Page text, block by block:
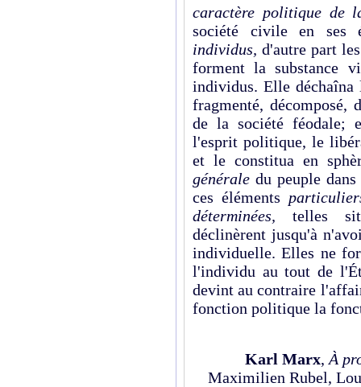
caractère politique de
société civile en ses
individus, d'autre part
forment la substance
individus. Elle
fragmenté, décomposé,
de la société féodale;
l'esprit politique, le
et le constitua en
générale du peuple
ces éléments
déterminées, telles
déclinèrent jusqu'à
individuelle. Elles ne
l'individu au tout de
devint au contraire
fonction politique la
Karl Marx, À
Maximilien Rubel,